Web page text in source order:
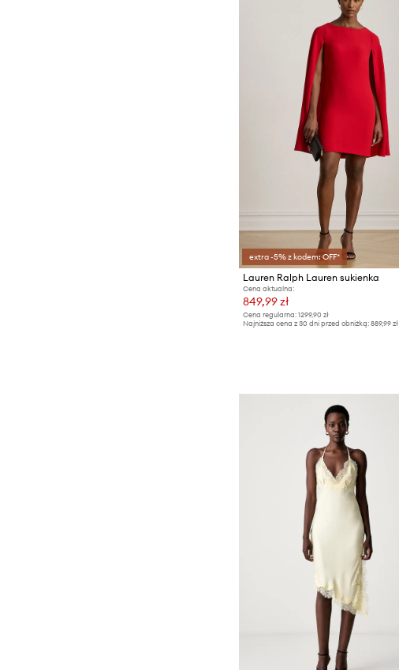
extra -5% z kodem: OFF*
Lauren Ralph Lauren sukienka
Cena aktualna:
849,99 zł
Cena regularna: 1299,90 zł
Najniższa cena z 30 dni przed obniżką: 889,99 zł